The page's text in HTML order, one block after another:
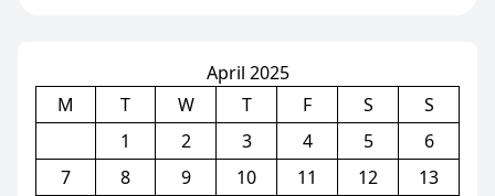
April 2025
M
T W T F S
S
1
2 3 4 5
6
7
8 9 10 11 12
13